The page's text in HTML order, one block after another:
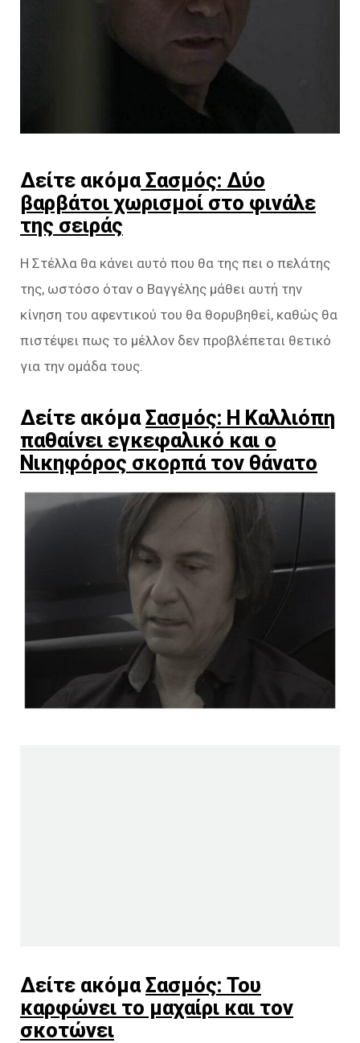
Δείτε ακόμαΣασμός: Δύο
βαρβάτοι χωρισμοί στο φινάλε
της σειράς
Η Στέλλα θα κάνει αυτό που θα της πει ο πελάτης
της, ωστόσο όταν ο Βαγγέλης μάθει αυτή την
κίνηση του αφεντικού του θα θορυβηθεί, καθώς θα
πιστέψει πως το μέλλον δεν προβλέπεται θετικό
για την ομάδα τους.
Δείτε ακόμαΣασμός: Η Καλλιόπη
παθαίνει εγκεφαλικό και ο
Νικηφόρος σκορπά τον θάνατο
Δείτε ακόμαΣασμός: Του
καρφώνει το μαχαίρι και τον
σκοτώνει